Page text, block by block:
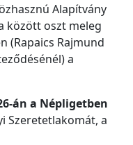
Alapítvány
között oszt meleg
(Rapaics Rajmund
a
án a Népligetben
Szeretetlakomát, a